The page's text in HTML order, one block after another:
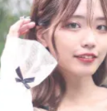
映像・映画
ビジネス・起業
まちづくり・地域活性化